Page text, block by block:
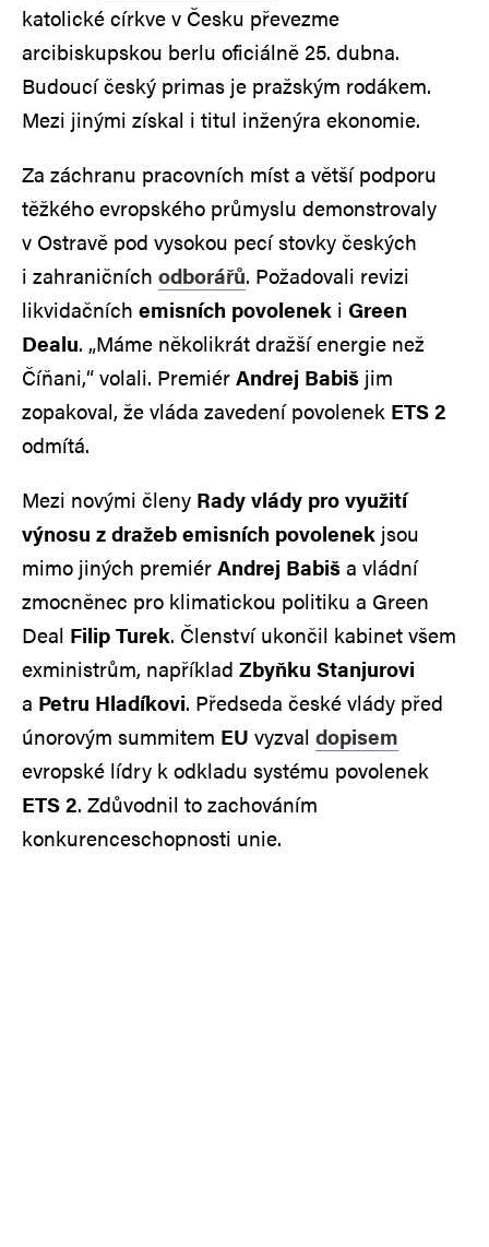
katolické církve v Česku převezme
arcibiskupskou berlu oficiálně 25. dubna.
Budoucí český primas je pražským rodákem.
Mezi jinými získal i titul inženýra ekonomie.
Za záchranu pracovních míst a větší podporu
těžkého evropského průmyslu demonstrovaly
v Ostravě pod vysokou pecí stovky českých
i zahraničních odborářů. Požadovali revizi
likvidačních emisních povolenek i Green
Dealu. „Máme několikrát dražší energie než
Číňani,“ volali. PremiérAndrej Babiš jim
zopakoval, že vláda zavedení povolenek ETS 2
odmítá.
Mezi novými členy Rady vlády pro využití
výnosu z dražeb emisních povolenek jsou
mimo jiných premiérAndrej Babiša vládní
zmocněnec pro klimatickou politiku a Green
Deal Filip Turek. Členství ukončil kabinet všem
exministrům, například Zbyňku Stanjurovi
a Petru Hladíkovi. Předseda české vlády před
únorovým summitem EU vyzval dopisem
evropské lídry k odkladu systému povolenek
ETS 2. Zdůvodnil to zachováním
konkurenceschopnosti unie.